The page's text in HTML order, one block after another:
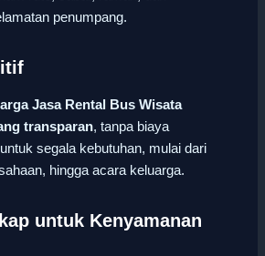
penumpang.
Jasa Rental Bus Wisata
transparan, tanpa biaya
segala kebutuhan, mulai dari
hingga acara keluarga.
untuk Kenyamanan